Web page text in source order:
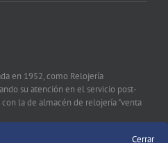
en 1952, como Relojería
su atención en el servicio post-
la de almacén de relojería "venta
Cerrar